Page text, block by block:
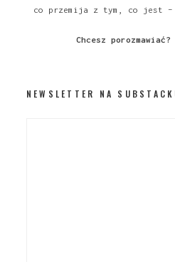
co przemija z tym, co jest –
Chcesz porozmawiać?
NEWSLETTER NA